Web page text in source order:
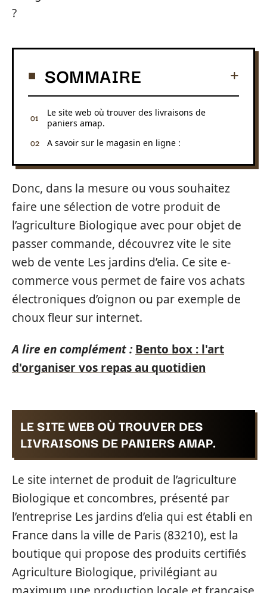
?
SOMMAIRE
Le site web où trouver des livraisons de
paniers amap.
A savoir sur le magasin en ligne :
Donc, dans la mesure ou vous souhaitez
faire une sélection de votre produit de
l’agriculture Biologique avec pour objet de
passer commande, découvrez vite le site
web de vente Les jardins d’elia. Ce site e-
commerce vous permet de faire vos achats
électroniques d’oignon ou par exemple de
choux fleur sur internet.
A lire en complément : Bento box : l'art
d'organiser vos repas au quotidien
LE SITE WEB OÙ TROUVER DES
LIVRAISONS DE PANIERS AMAP.
Le site internet de produit de l’agriculture
Biologique et concombres, présenté par
l’entreprise Les jardins d’elia qui est établi en
France dans la ville de Paris (83210), est la
boutique qui propose des produits certifiés
Agriculture Biologique, privilégiant au